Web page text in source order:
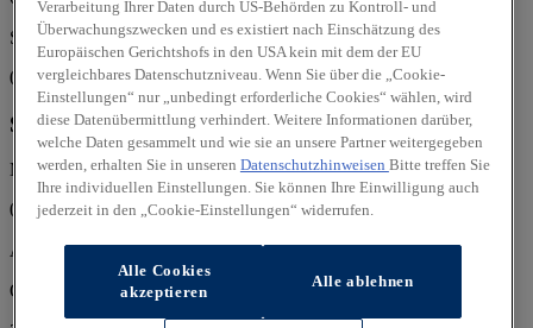
Sa:
09:00 - 14:00 Uhr
Service
Mo, Di, Mi, Do, Fr:
08:00 - 17:00 Uhr
Autohaus Langenhorn Bopp & Siems GmbH
Oehleckerring 9
Verarbeitung Ihrer Daten durch US-Behörden zu Kontroll- und
Überwachungszwecken und es existiert nach Einschätzung des
Europäischen Gerichtshofs in den USA kein mit dem der EU
vergleichbares Datenschutzniveau. Wenn Sie über die „Cookie-
Einstellungen“ nur „unbedingt erforderliche Cookies“ wählen, wird
diese Datenübermittlung verhindert. Weitere Informationen darüber,
welche Daten gesammelt und wie sie an unsere Partner weitergegeben
werden, erhalten Sie in unseren Datenschutzhinweisen Bitte treffen Sie
Ihre individuellen Einstellungen. Sie können Ihre Einwilligung auch
jederzeit in den „Cookie-Einstellungen“ widerrufen.
Alle Cookies
akzeptieren
Alle ablehnen